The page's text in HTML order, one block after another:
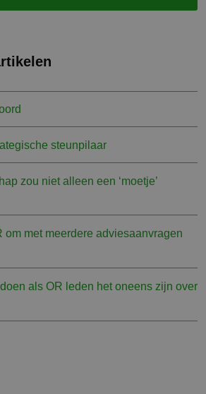
steunpilaar
zou niet alleen een ‘moetje’
om met meerdere adviesaanvragen
als OR leden het oneens zijn over